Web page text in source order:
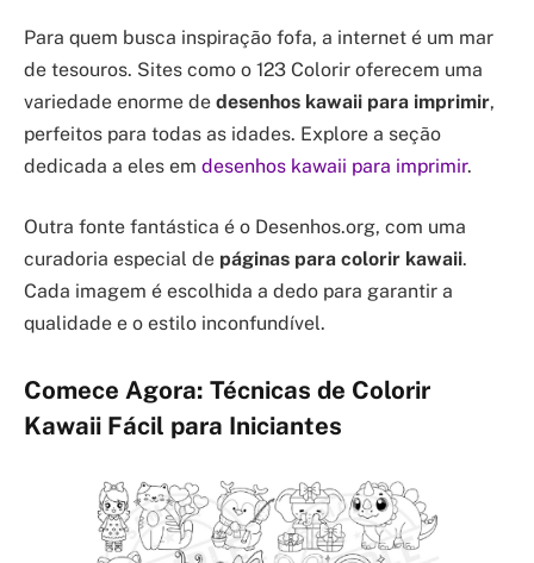
Para quem busca inspiração fofa, a internet é um mar
de tesouros. Sites como o 123 Colorir oferecem uma
variedade enorme de desenhos kawaii para imprimir,
perfeitos para todas as idades. Explore a seção
dedicada a eles em desenhos kawaii para imprimir.
Outra fonte fantástica é o Desenhos.org, com uma
curadoria especial de páginas para colorir kawaii.
Cada imagem é escolhida a dedo para garantir a
qualidade e o estilo inconfundível.
Comece Agora: Técnicas de Colorir
Kawaii Fácil para Iniciantes